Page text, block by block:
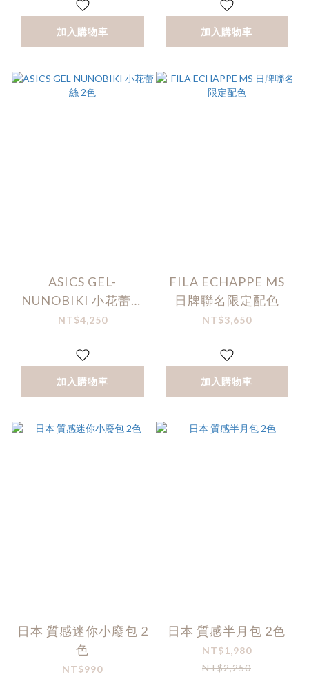
加入購物車 加入購物車
ASICS GEL-
NUNOBIKI 小花蕾絲
2色
NT$4,250
加入購物車
FILA ECHAPPE MS
日牌聯名限定配色
NT$3,650
加入購物車
日本 質感迷你小廢包 2
色
NT$990
日本 質感半月包 2色
NT$1,980
NT$2,250